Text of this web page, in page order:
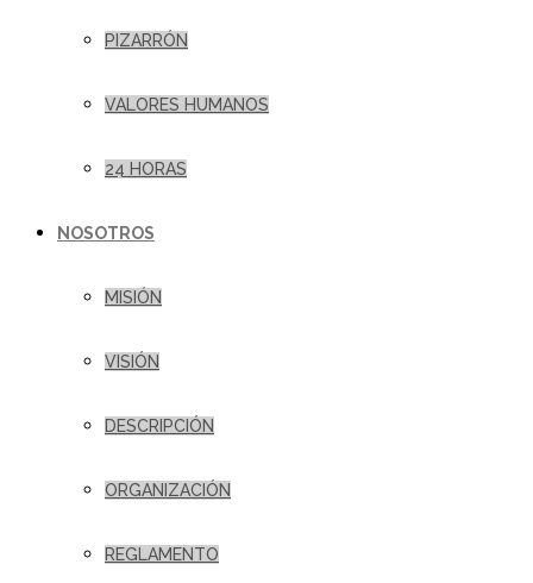
PIZARRÓN
VALORES HUMANOS
24 HORAS
NOSOTROS
MISIÓN
VISIÓN
DESCRIPCIÓN
ORGANIZACIÓN
REGLAMENTO